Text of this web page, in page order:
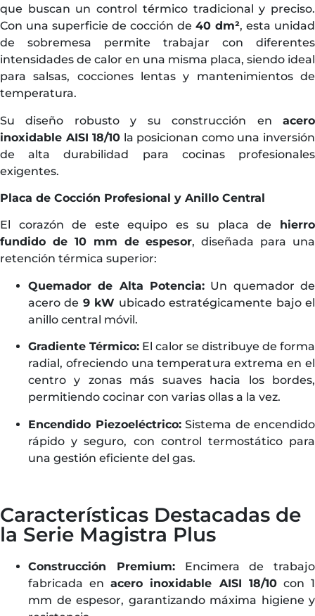
que buscan un control térmico tradicional y preciso.
Con una superficie de cocción de 40 dm², esta unidad
de sobremesa permite trabajar con diferentes
intensidades de calor en una misma placa, siendo ideal
para salsas, cocciones lentas y mantenimientos de
temperatura.
Su diseño robusto y su construcción en acero
inoxidable AISI 18/10 la posicionan como una inversión
de alta durabilidad para cocinas profesionales
exigentes.
Placa de Cocción Profesional y Anillo Central
El corazón de este equipo es su placa de hierro
fundido de 10 mm de espesor, diseñada para una
retención térmica superior:
Quemador de Alta Potencia: Un quemador de
acero de 9 kW ubicado estratégicamente bajo el
anillo central móvil.
Gradiente Térmico: El calor se distribuye de forma
radial, ofreciendo una temperatura extrema en el
centro y zonas más suaves hacia los bordes,
permitiendo cocinar con varias ollas a la vez.
Encendido Piezoeléctrico:Sistema de encendido
rápido y seguro, con control termostático para
una gestión eficiente del gas.
Características Destacadas de
la Serie Magistra Plus
Construcción Premium:Encimera de trabajo
fabricada enacero inoxidable AISI 18/10con 1
mm de espesor, garantizando máxima higiene y